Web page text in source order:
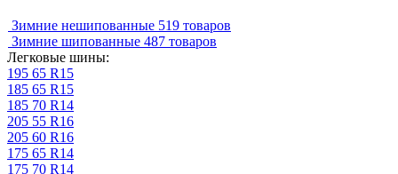
Зимние нешипованные 519 товаров
Зимние шипованные 487 товаров
Легковые шины:
195 65 R15
185 65 R15
185 70 R14
205 55 R16
205 60 R16
175 65 R14
175 70 R14